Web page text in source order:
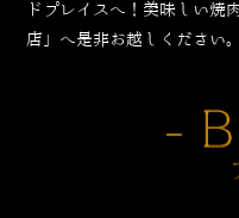
ドプレイスへ！美味しい
店」へ是非お越しください。